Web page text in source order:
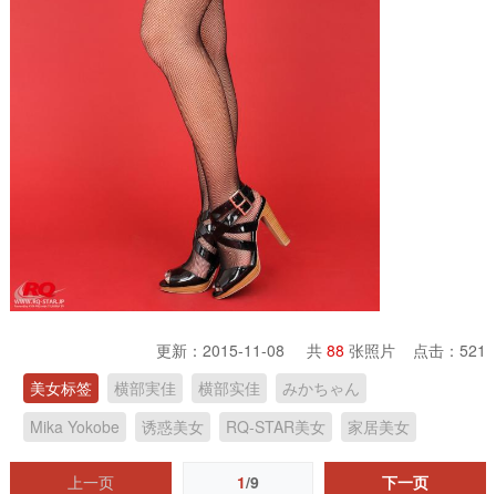
更新：2015-11-08 共88 张照片 点击：521
美女标签
横部実佳 横部实佳
みかちゃん
Mika Yokobe
诱惑美女 RQ-STAR美女 家居美女
上一页 1/9 下一页